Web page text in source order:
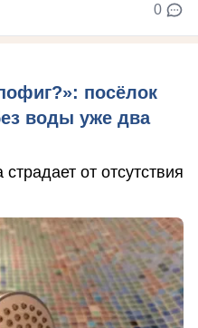
0
посёлок
воды уже два
от отсутствия